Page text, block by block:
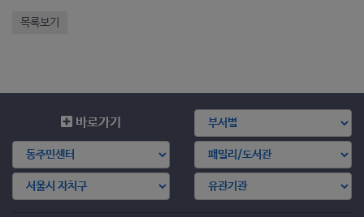
목록보기
바로가기